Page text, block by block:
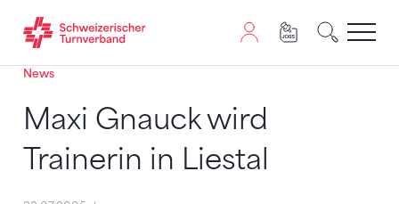
Zum Inhalt springen
Zur Sitemap navigieren
Zum Navigieren dieser Seite wird JavaScript benötigt.
News
Maxi Gnauck wird
Trainerin in Liestal